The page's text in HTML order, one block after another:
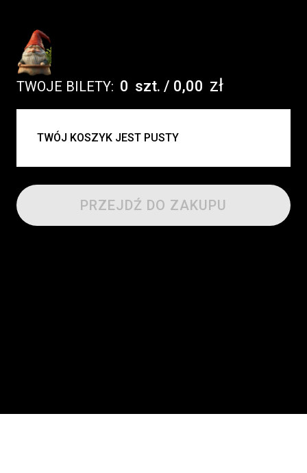
TWOJE BILETY: 0 szt. / 0,00 zł
UWAGA:
TWÓJ KOSZYK JEST PUSTY
PRZEJDŹ DO ZAKUPU